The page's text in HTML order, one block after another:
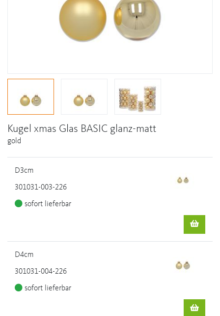
Kugel xmas Glas BASIC glanz-matt
gold
D3cm
301031-003-226
sofort lieferbar
D4cm
301031-004-226
sofort lieferbar